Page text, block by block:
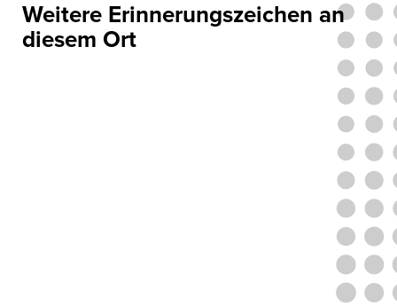
Weitere Erinnerungszeichen an
diesem Ort